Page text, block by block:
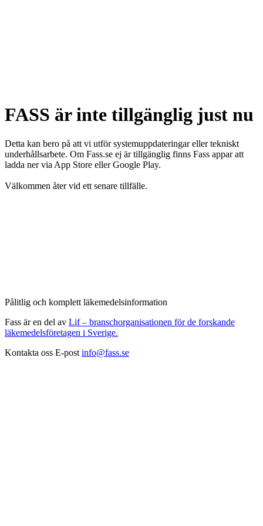
FASS är inte tillgänglig just nu
Detta kan bero på att vi utför systemuppdateringar eller tekniskt
underhållsarbete. Om Fass.se ej är tillgänglig finns Fass appar att
ladda ner via App Store eller Google Play.
Välkommen åter vid ett senare tillfälle.
Pålitlig och komplett läkemedelsinformation
Fass är en del av Lif – branschorganisationen för de forskande
läkemedelsföretagen i Sverige.
Kontakta oss E-post info@fass.se